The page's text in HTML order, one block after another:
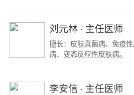
（除皱、脱毛、雀斑、太
湿疹和特应性皮炎的生物
光疗和表皮移植。
刘元林· 主任医师
擅长：皮肤真菌病、免疫
病、变态反应性皮肤病。
李安信 · 主任医师